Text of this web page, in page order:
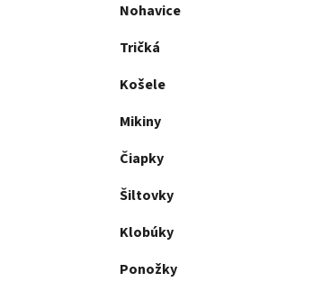
Nohavice
Tričká
Košele
Mikiny
Čiapky
Šiltovky
Klobúky
Ponožky